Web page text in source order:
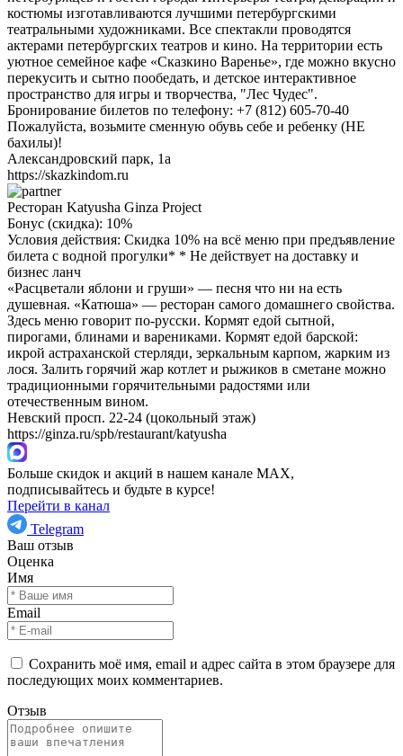
костюмы изготавливаются лучшими петербургскими
театральными художниками. Все спектакли проводятся
актерами петербургских театров и кино. На территории есть
уютное семейное кафе «Сказкино Варенье», где можно вкусно
перекусить и сытно пообедать, и детское интерактивное
пространство для игры и творчества, "Лес Чудес".
Бронирование билетов по телефону: +7 (812) 605-70-40
Пожалуйста, возьмите сменную обувь себе и ребенку (НЕ
бахилы)!
Александровский парк, 1а
https://skazkindom.ru
Ресторан Katyusha Ginza Project
Бонус (скидка): 10%
Условия действия: Скидка 10% на всё меню при предъявление
билета с водной прогулки* * Не действует на доставку и
бизнес ланч
«Расцветали яблони и груши» — песня что ни на есть
душевная. «Катюша» — ресторан самого домашнего свойства.
Здесь меню говорит по-русски. Кормят едой сытной,
пирогами, блинами и варениками. Кормят едой барской:
икрой астраханской стерляди, зеркальным карпом, жарким из
лося. Залить горячий жар котлет и рыжиков в сметане можно
традиционными горячительными радостями или
отечественным вином.
Невский просп. 22-24 (цокольный этаж)
https://ginza.ru/spb/restaurant/katyusha
Больше скидок и акций в нашем канале MAX,
подписывайтесь и будьте в курсе!
Перейти в канал
Telegram
Ваш отзыв
Оценка
Имя
Email
Сохранить моё имя, email и адрес сайта в этом браузере для
последующих моих комментариев.
Отзыв